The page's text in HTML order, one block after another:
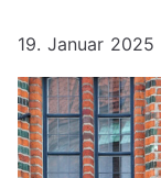
19. Januar 2025